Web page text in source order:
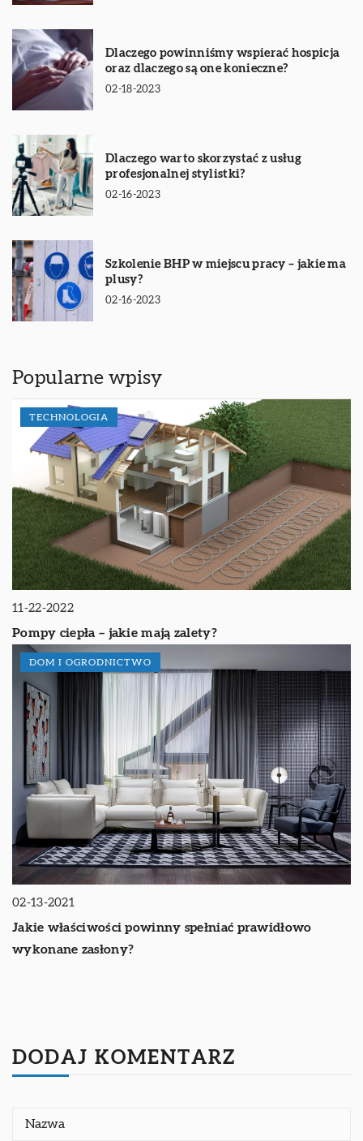
Dlaczego powinniśmy wspierać hospicja
oraz dlaczego są one konieczne?
02-18-2023
Dlaczego warto skorzystać z usług
profesjonalnej stylistki?
02-16-2023
Szkolenie BHP w miejscu pracy – jakie ma
plusy?
02-16-2023
Popularne wpisy
TECHNOLOGIA
11-22-2022
Pompy ciepła – jakie mają zalety?
DOM I OGRODNICTWO
02-13-2021
Jakie właściwości powinny spełniać prawidłowo
wykonane zasłony?
DODAJ KOMENTARZ